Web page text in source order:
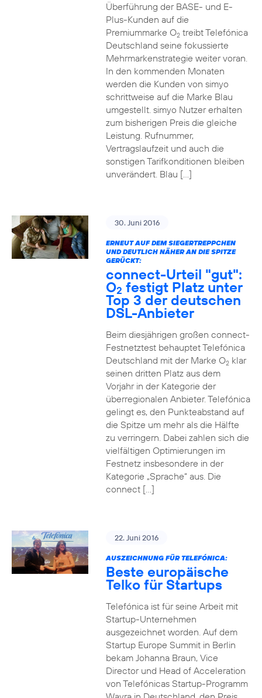
Überführung der BASE- und E-
Plus-Kunden auf die
Premiummarke O2treibt Telefónica
Deutschland seine fokussierte
Mehrmarkenstrategie weiter voran.
In den kommenden Monaten
werden die Kunden von simyo
schrittweise auf die Marke Blau
umgestellt. simyo Nutzer erhalten
zum bisherigen Preis die gleiche
Leistung. Rufnummer,
Vertragslaufzeit und auch die
sonstigen Tarifkonditionen bleiben
unverändert. Blau […]
30. Juni 2016
ERNEUT AUF DEM SIEGERTREPPCHEN
UND DEUTLICH NÄHER AN DIE SPITZE
GERÜCKT:
connect-Urteil "gut":
O2 festigt Platz unter
Top 3 der deutschen
DSL-Anbieter
Beim diesjährigen großen connect-
Festnetztest behauptet Telefónica
Deutschland mit der Marke O2klar
seinen dritten Platz aus dem
Vorjahr in der Kategorie der
überregionalen Anbieter. Telefónica
gelingt es, den Punkteabstand auf
die Spitze um mehr als die Hälfte
zu verringern. Dabei zahlen sich die
vielfältigen Optimierungen im
Festnetz insbesondere in der
Kategorie „Sprache“ aus. Die
connect […]
22. Juni 2016
AUSZEICHNUNG FÜR TELEFÓNICA:
Beste europäische
Telko für Startups
Telefónica ist für seine Arbeit mit
Startup-Unternehmen
ausgezeichnet worden. Auf dem
Startup Europe Summit in Berlin
bekam Johanna Braun, Vice
Director und Head of Acceleration
von Telefónicas Startup-Programm